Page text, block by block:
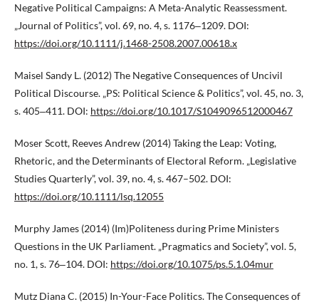
Negative Political Campaigns: A Meta-Analytic Reassessment.
„Journal of Politics”, vol. 69, no. 4, s. 1176‒1209. DOI:
https://doi.org/10.1111/j.1468-2508.2007.00618.x
Maisel Sandy L. (2012) The Negative Consequences of Uncivil
Political Discourse. „PS: Political Science & Politics”, vol. 45, no. 3,
s. 405‒411. DOI: https://doi.org/10.1017/S1049096512000467
Moser Scott, Reeves Andrew (2014) Taking the Leap: Voting,
Rhetoric, and the Determinants of Electoral Reform. „Legislative
Studies Quarterly”, vol. 39, no. 4, s. 467–502. DOI:
https://doi.org/10.1111/lsq.12055
Murphy James (2014) (Im)Politeness during Prime Ministers
Questions in the UK Parliament. „Pragmatics and Society”, vol. 5,
no. 1, s. 76‒104. DOI: https://doi.org/10.1075/ps.5.1.04mur
Mutz Diana C. (2015) In-Your-Face Politics. The Consequences of